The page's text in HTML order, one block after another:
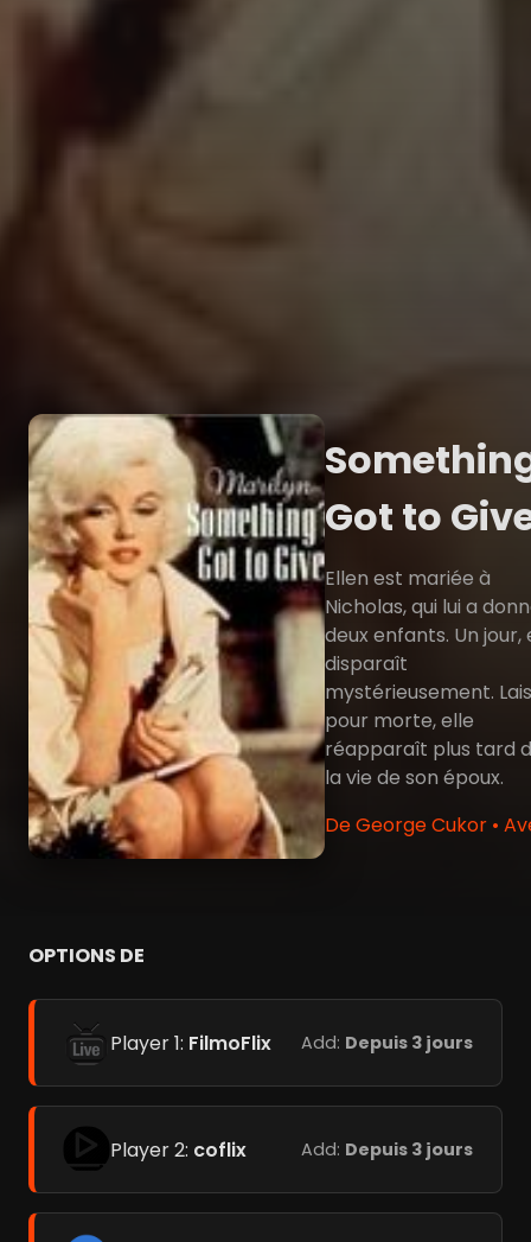
Got to
Ellen est mariée à
Nicholas, qui lui a
deux enfants. Un jour,
disparaît
mystérieusement.
pour morte, elle
réapparaît plus tard
la vie de son époux.
De George Cukor •
OPTIONS DE
Player 1: FilmoFlix Add: Depuis 3 jours
Player 2: coflix Add: Depuis 3 jours